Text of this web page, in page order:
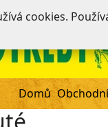
Domů
cookies.